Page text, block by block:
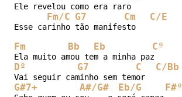
Ele revelou como era raro
Fm/C G7 Cm C/E
Esse carinho tão manifesto
Fm Bb Eb Cº
Ela muito amou tem a minha paz
Dº G7 C C/Bb
Vai seguir caminho sem temor
G#7+ A#/G# Eb/G F#º